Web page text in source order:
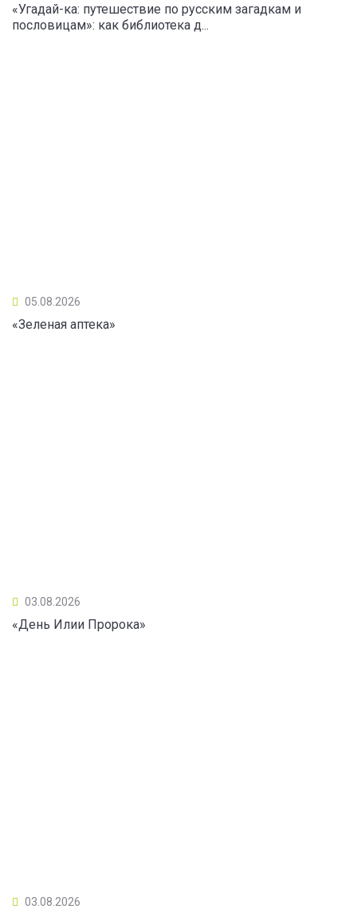
«Угадай-ка: путешествие по русским загадкам и
пословицам»: как библиотека д...
05.08.2026
«Зеленая аптека»
03.08.2026
«День Илии Пророка»
03.08.2026